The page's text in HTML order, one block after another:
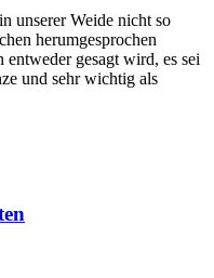
unserer Weide nicht so
herumgesprochen
gesagt wird, es sei
und sehr wichtig als